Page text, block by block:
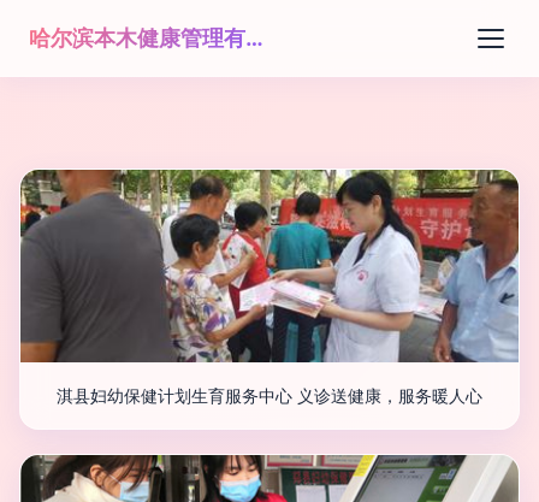
哈尔滨本木健康管理有限公司
淇县妇幼保健计划生育服务中心 义诊送健康，服务暖人心